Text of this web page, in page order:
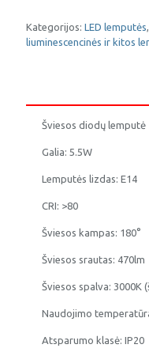
E14
5.5W
Kategorijos: LED lemputės,
liuminescencinės ir kitos
Šviesos diodų lemputė
Galia: 5.5W
Lemputės lizdas: E14
CRI: >80
Šviesos kampas: 180°
Šviesos srautas: 470lm
Šviesos spalva: 3000K
Naudojimo
Atsparumo klasė: IP20